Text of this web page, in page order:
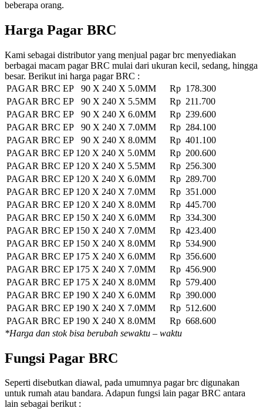
beberapa orang.
Harga Pagar BRC
Kami sebagai distributor yang menjual pagar brc menyediakan
berbagai macam pagar BRC mulai dari ukuran kecil, sedang, hingga
besar. Berikut ini harga pagar BRC :
PAGAR BRC EP 90 X 240 X 5.0MM
Rp 178.300
PAGAR BRC EP 90 X 240 X 5.5MM
Rp 211.700
PAGAR BRC EP 90 X 240 X 6.0MM
Rp 239.600
PAGAR BRC EP 90 X 240 X 7.0MM
Rp 284.100
PAGAR BRC EP 90 X 240 X 8.0MM
Rp 401.100
PAGAR BRC EP 120 X 240 X 5.0MM
Rp 200.600
PAGAR BRC EP 120 X 240 X 5.5MM
Rp 256.300
PAGAR BRC EP 120 X 240 X 6.0MM
Rp 289.700
PAGAR BRC EP 120 X 240 X 7.0MM
Rp 351.000
PAGAR BRC EP 120 X 240 X 8.0MM
Rp 445.700
PAGAR BRC EP 150 X 240 X 6.0MM
Rp 334.300
PAGAR BRC EP 150 X 240 X 7.0MM
Rp 423.400
PAGAR BRC EP 150 X 240 X 8.0MM
Rp 534.900
PAGAR BRC EP 175 X 240 X 6.0MM
Rp 356.600
PAGAR BRC EP 175 X 240 X 7.0MM
Rp 456.900
PAGAR BRC EP 175 X 240 X 8.0MM
Rp 579.400
PAGAR BRC EP 190 X 240 X 6.0MM
Rp 390.000
PAGAR BRC EP 190 X 240 X 7.0MM
Rp 512.600
PAGAR BRC EP 190 X 240 X 8.0MM
Rp 668.600
*Harga dan stok bisa berubah sewaktu – waktu
Fungsi Pagar BRC
Seperti disebutkan diawal, pada umumnya pagar brc digunakan
untuk rumah atau bandara. Adapun fungsi lain pagar BRC antara
lain sebagai berikut :